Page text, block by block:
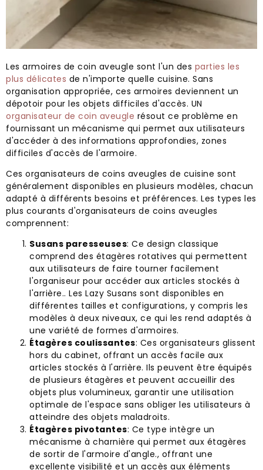
Les armoires de coin aveugle sont l'un des parties les
plus délicates de n'importe quelle cuisine. Sans
organisation appropriée, ces armoires deviennent un
dépotoir pour les objets difficiles d'accès. UN
organisateur de coin aveugle résout ce problème en
fournissant un mécanisme qui permet aux utilisateurs
d'accéder à des informations approfondies, zones
difficiles d'accès de l'armoire.
Ces organisateurs de coins aveugles de cuisine sont
généralement disponibles en plusieurs modèles, chacun
adapté à différents besoins et préférences. Les types les
plus courants d'organisateurs de coins aveugles
comprennent:
Susans paresseuses: Ce design classique
comprend des étagères rotatives qui permettent
aux utilisateurs de faire tourner facilement
l'organiseur pour accéder aux articles stockés à
l'arrière.. Les Lazy Susans sont disponibles en
différentes tailles et configurations, y compris les
modèles à deux niveaux, ce qui les rend adaptés à
une variété de formes d'armoires.
Étagères coulissantes: Ces organisateurs glissent
hors du cabinet, offrant un accès facile aux
articles stockés à l'arrière. Ils peuvent être équipés
de plusieurs étagères et peuvent accueillir des
objets plus volumineux, garantir une utilisation
optimale de l'espace sans obliger les utilisateurs à
atteindre des objets maladroits.
Étagères pivotantes: Ce type intègre un
mécanisme à charnière qui permet aux étagères
de sortir de l'armoire d'angle., offrant une
excellente visibilité et un accès aux éléments